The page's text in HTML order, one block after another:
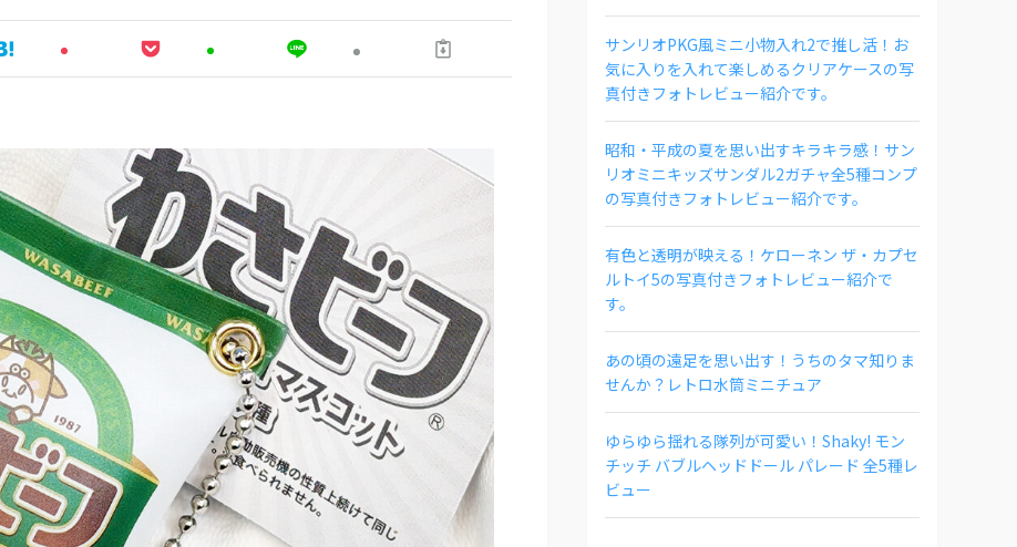
サンリオPKG風ミニ小物入れ2で推し活！お
気に入りを入れて楽しめるクリアケースの写
真付きフォトレビュー紹介です。
昭和・平成の夏を思い出すキラキラ感！サン
リオミニキッズサンダル2ガチャ全5種コンプ
の写真付きフォトレビュー紹介です。
有色と透明が映える！ケローネン ザ・カプセ
ルトイ5の写真付きフォトレビュー紹介で
す。
あの頃の遠足を思い出す！うちのタマ知りま
せんか？レトロ水筒ミニチュア
ゆらゆら揺れる隊列が可愛い！Shaky! モン
チッチ バブルヘッドドール パレード 全5種レ
ビュー